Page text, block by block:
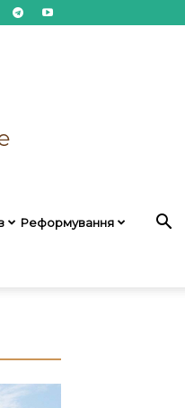
Реформування